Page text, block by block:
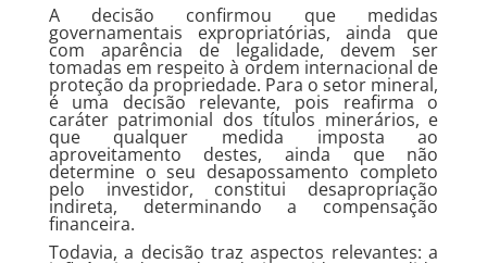
A decisão confirmou que medidas
governamentais expropriatórias, ainda que
com aparência de legalidade, devem ser
tomadas em respeito à ordem internacional de
proteção da propriedade. Para o setor mineral,
é uma decisão relevante, pois reafirma o
caráter patrimonial dos títulos minerários, e
que qualquer medida imposta ao
aproveitamento destes, ainda que não
determine o seu desapossamento completo
pelo investidor, constitui desapropriação
indireta, determinando a compensação
financeira.
Todavia, a decisão traz aspectos relevantes: a